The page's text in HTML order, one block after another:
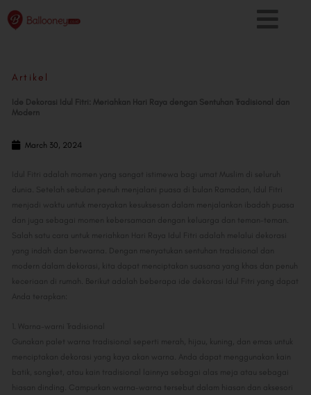
Artikel
Ide Dekorasi Idul Fitri: Meriahkan Hari Raya dengan Sentuhan Tradisional dan
Modern
March 30, 2024
Idul Fitri adalah momen yang sangat istimewa bagi umat Muslim di seluruh
dunia. Setelah sebulan penuh menjalani puasa di bulan Ramadan, Idul Fitri
menjadi waktu untuk merayakan kesuksesan dalam menjalankan ibadah puasa
dan juga sebagai momen kebersamaan dengan keluarga dan teman-teman.
Salah satu cara untuk meriahkan Hari Raya Idul Fitri adalah melalui dekorasi
yang indah dan berwarna. Dengan menyatukan sentuhan tradisional dan
modern dalam dekorasi, kita dapat menciptakan suasana yang khas dan penuh
keceriaan di rumah. Berikut adalah beberapa ide dekorasi Idul Fitri yang dapat
Anda terapkan:
1. Warna-warni Tradisional
Gunakan palet warna tradisional seperti merah, hijau, kuning, dan emas untuk
menciptakan dekorasi yang kaya akan warna. Anda dapat menggunakan kain
batik, songket, atau kain tradisional lainnya sebagai alas meja atau sebagai
hiasan dinding. Campurkan warna-warna tersebut dalam hiasan dan aksesori